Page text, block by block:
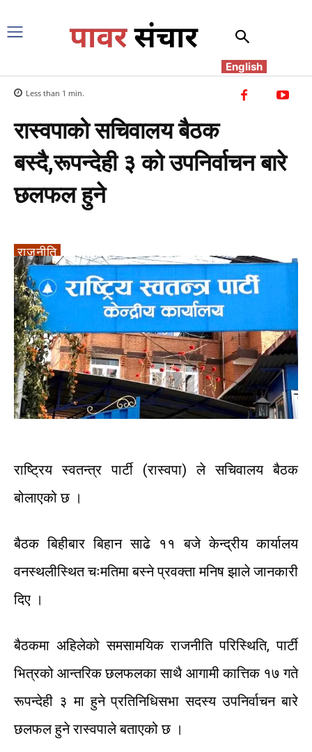
English
Less than 1 min.
रास्वपाको सचिवालय बैठक
बस्दै,रूपन्देही ३ को उपनिर्वाचन बारे
छलफल हुने
राजनीति
राष्ट्रिय स्वतन्त्र पार्टी (रास्वपा)ले सचिवालय बैठक
बोलाएको छ ।
बैठक बिहीबार बिहान साढे ११ बजे केन्द्रीय कार्यालय
वनस्थलीस्थित चःमतिमा बस्ने प्रवक्ता मनिष झाले जानकारी
दिए ।
बैठकमा अहिलेको समसामयिक राजनीति परिस्थिति,पार्टी
भित्रको आन्तरिक छलफलका साथै आगामी कात्तिक १७ गते
रूपन्देही ३ माहुने प्रतिनिधिसभा सदस्य उपनिर्वाचन बारे
छलफल हुने रास्वपाले बताएको छ ।